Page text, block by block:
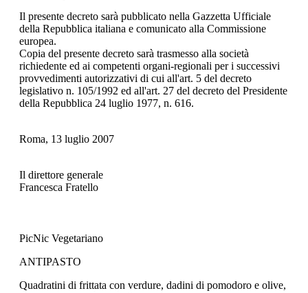
Il presente decreto sarà pubblicato nella Gazzetta Ufficiale
della Repubblica italiana e comunicato alla Commissione
europea.
Copia del presente decreto sarà trasmesso alla società
richiedente ed ai competenti organi-regionali per i successivi
provvedimenti autorizzativi di cui all'art. 5 del decreto
legislativo n. 105/1992 ed all'art. 27 del decreto del Presidente
della Repubblica 24 luglio 1977, n. 616.
Roma, 13 luglio 2007
Il direttore generale
Francesca Fratello
PicNic Vegetariano
ANTIPASTO
Quadratini di frittata con verdure, dadini di pomodoro e olive,